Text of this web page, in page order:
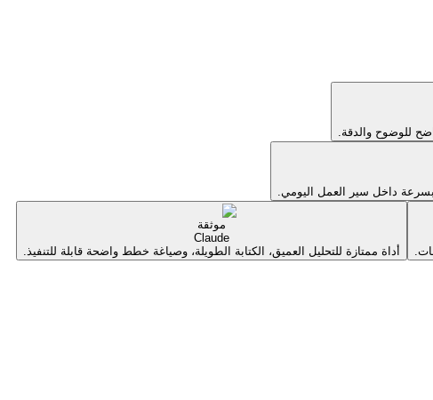
للوضوح والدقة.
داخل سير العمل اليومي.
موثقة
Claude
أداة ممتازة للتحليل العميق، الكتابة الطويلة، وصياغة خطط واضحة قابلة للتنفيذ.